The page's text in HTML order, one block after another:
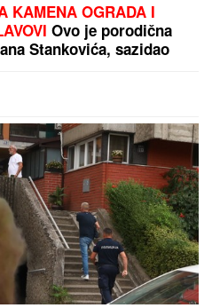
KAMENA OGRADA I
Ovo je porodična
Stankovića, sazidao